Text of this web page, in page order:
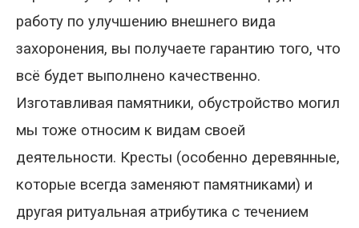
работу по улучшению внешнего вида
захоронения, вы получаете гарантию того, что
всё будет выполнено качественно.
Изготавливая памятники, обустройство могил
мы тоже относим к видам своей
деятельности. Кресты (особенно деревянные,
которые всегда заменяют памятниками) и
другая ритуальная атрибутика с течением